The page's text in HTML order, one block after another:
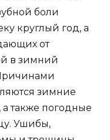
боли
круглый год, а
от
в зимний
зимние
также погодные
Ушибы,